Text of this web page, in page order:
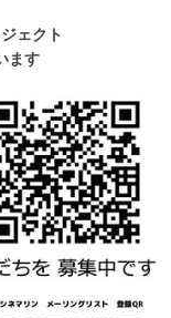
ェクト
ます